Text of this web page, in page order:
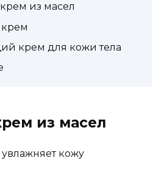
из масел
крем для кожи тела
из масел